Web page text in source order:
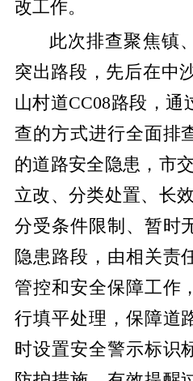
改工作。
此次排查聚焦镇
突出路段，先后在中
山村道CC08路段，
查的方式进行全面排
的道路安全隐患，市
立改、分类处置、长
分受条件限制、暂时
隐患路段，由相关责
管控和安全保障工作
行填平处理，保障道
时设置安全警示标识